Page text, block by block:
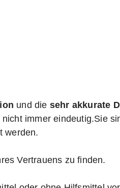
und die sehr akkurate
immer eindeutig.Sie
werden.
Vertrauens zu finden.